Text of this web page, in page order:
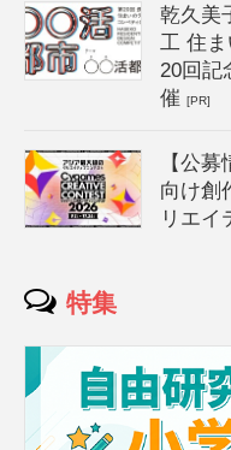
乾久美
工 住
20回記
催[PR]
【公
向け創
リエイ
特集